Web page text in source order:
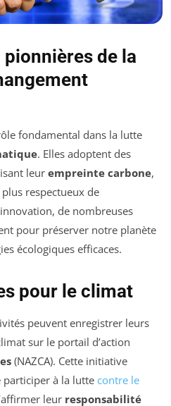
de la
fondamental dans la lutte
. Elles adoptent des
leur empreinte carbone,
respectueux de
de nombreuses
pour préserver notre planète
écologiques efficaces.
pour le climat
peuvent enregistrer leurs
sur le portail d’action
(NAZCA). Cette initiative
à la lutte contre le
leur responsabilité